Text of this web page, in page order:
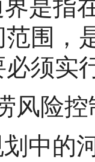
是指
围，
须实
风险控
中的